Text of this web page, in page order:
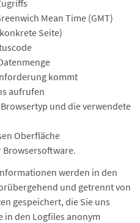
Mean Time (GMT)
Seite)
kommt
aufrufen
und die verwendete
Oberfläche
Browsersoftware.
werden in den
und getrennt von
gespeichert, die Sie uns
den Logfiles anonym